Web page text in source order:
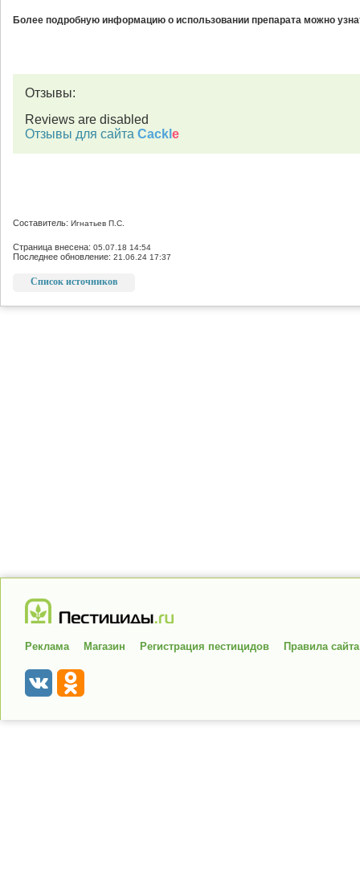
Более подробную информацию о использовании препарата можно
Отзывы:
Reviews are disabled
Отзывы для сайта Cackl e
Составитель: Игнатьев П.С.
Страница внесена: 05.07.18 14:54
Последнее обновление: 21.06.24 17:37
Список источников
Реклама Магазин Регистрация пестицидов Правила сайта